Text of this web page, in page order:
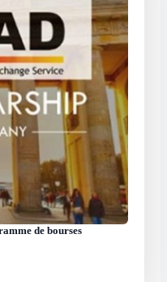
de bourses